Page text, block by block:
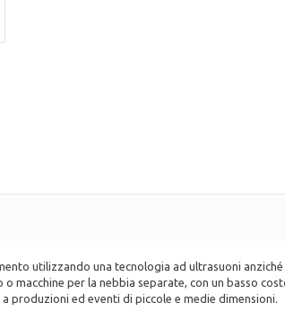
utilizzando una tecnologia ad ultrasuoni
macchine per la nebbia separate, con un basso
ed eventi di piccole e medie dimensioni.